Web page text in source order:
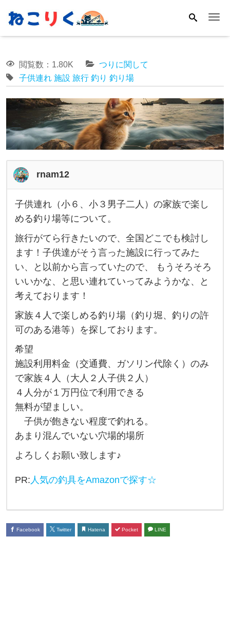
閲覧数：1.80K
つりに関して
子供連れ 施設 旅行 釣り 釣り場
rnam12
子
連
れ
（
小
、
小
３
男
子
二
人
）
の
家
族
楽
し
め
子供連れ（小６、小３男子二人）の家族で楽し
める釣り場等について。
旅行がてら行きたいので、全国どこでも検討し
ます！子供達がそう言った施設に行ってみた
い、と以前から言っていたので、 もうそろそろ
いいかな、と思い連れていってみようかな、と
考えております！
家族４人で楽しめる釣り場（釣り堀、釣りの許
可のある港等）を探しております。
希望
施設利用料金（交通費、ガソリン代除く）のみ
で家族４人（大人２人子供２人）
４人分が１万円位で利用できる
無料が望ましい。
子供が飽きない程度で釣れる。
あまり混んでいない穴場的場所
よろしくお願い致します♪
PR: 人気の釣具をAmazonで探す☆
Facebook Twitter Hatena Pocket LINE